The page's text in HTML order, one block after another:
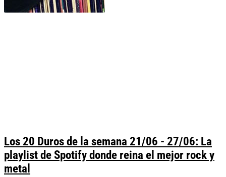
Los 20 Duros de la semana 21/06 - 27/06: La
playlist de Spotify donde reina el mejor rock y
metal